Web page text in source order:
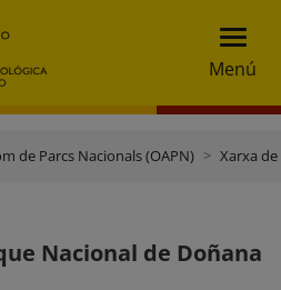
Menú
de Parcs Nacionals (OAPN) Xarxa
Nacional de Doñana